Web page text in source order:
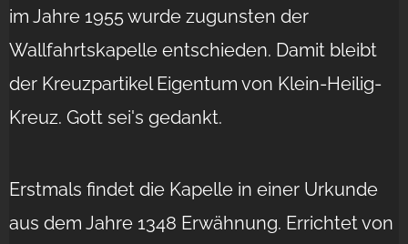
im Jahre 1955 wurde zugunsten der
Wallfahrtskapelle entschieden. Damit bleibt
der Kreuzpartikel Eigentum von Klein-Heilig-
Kreuz. Gott sei's gedankt.
Erstmals findet die Kapelle in einer Urkunde
aus dem Jahre 1348 Erwähnung. Errichtet von